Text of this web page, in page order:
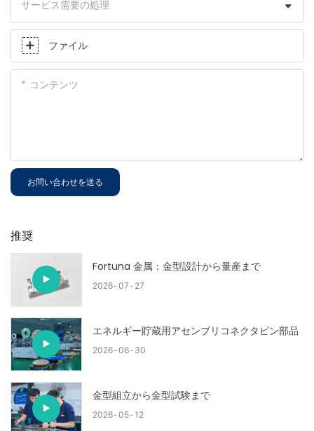
サービス需要の処理
ファイル
コンテンツ
お問い合わせを送る
推奨
Fortuna 金属：金型設計から量産まで
2026 07 27
エネルギー貯蔵用アセンブリコネクタピン部品
2026 06 30
金型組立から金型試験まで
2026 05 12